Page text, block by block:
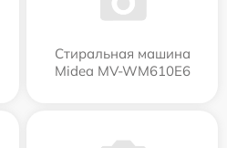
Стиральная машина
Midea MV-WM610E6